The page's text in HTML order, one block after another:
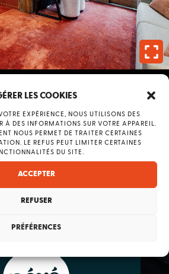
LES COOKIES
EXPÉRIENCE, NOUS UTILISONS DES
À DES INFORMATIONS SUR VOTRE APPAREIL.
NOUS PERMET DE TRAITER CERTAINES
LE REFUS PEUT LIMITER CERTAINES
DU SITE.
ACCEPTER
REFUSER
PRÉFÉRENCES
votre choix
CHAMBRES
2 PERSONNES
19 À 25M2